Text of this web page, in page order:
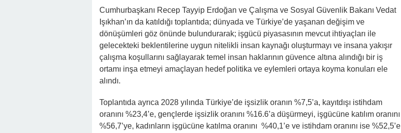
Cumhurbaşkanı Recep Tayyip Erdoğan ve Çalışma ve Sosyal Güvenlik Bakanı Vedat
Işıkhan’ın da katıldığı toplantıda; dünyada ve Türkiye’de yaşanan değişim ve
dönüşümleri göz önünde bulundurarak; işgücü piyasasının mevcut ihtiyaçları ile
gelecekteki beklentilerine uygun nitelikli insan kaynağı oluşturmayı ve insana yakışır
çalışma koşullarını sağlayarak temel insan haklarının güvence altına alındığı bir iş
ortamı inşa etmeyi amaçlayan hedef politika ve eylemleri ortaya koyma konuları ele
alındı.
Toplantıda ayrıca 2028 yılında Türkiye’de işsizlik oranın %7,5’a, kayıtdışı istihdam
oranını %23,4’e, gençlerde işsizlik oranını %16.6’a düşürmeyi, işgücüne katılım oranını
%56,7’ye, kadınların işgücüne katılma oranını %40,1’e ve istihdam oranını ise %52,5’e